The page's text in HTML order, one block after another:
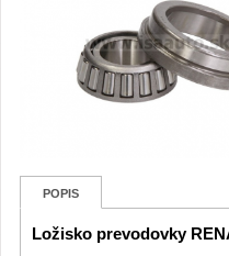
POPIS
Ložisko prevodovky